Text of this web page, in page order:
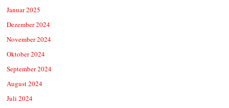
Januar 2025
Dezember 2024
November 2024
Oktober 2024
September 2024
August 2024
Juli 2024